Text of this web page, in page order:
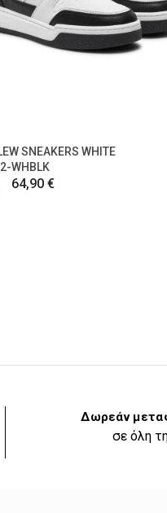
SNEAKERS WHITE
WHBLK
64,90 €
Δωρεάν
σε όλη